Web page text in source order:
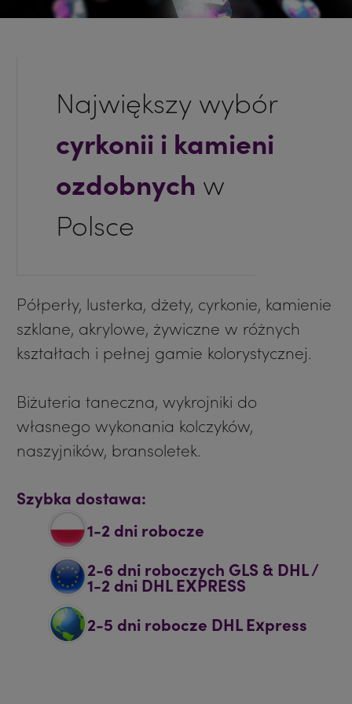
Największy wybór
cyrkonii i kamieni
ozdobnych w
Polsce
Półperły, lusterka, dżety, cyrkonie, kamienie
szklane, akrylowe, żywiczne w różnych
kształtach i pełnej gamie kolorystycznej.
Biżuteria taneczna, wykrojniki do
własnego wykonania kolczyków,
naszyjników, bransoletek.
Szybka dostawa:
1-2 dni robocze
2-6 dni roboczych GLS & DHL /
1-2 dni DHL EXPRESS
2-5 dni robocze DHL Express